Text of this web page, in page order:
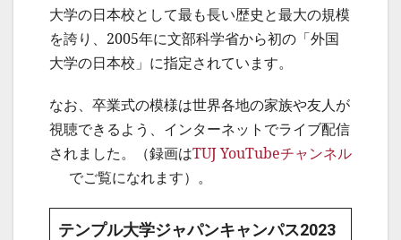
大学の日本校として最も長い歴史と最大の規模
を誇り、2005年に文部科学省から初の「外国
大学の日本校」に指定されています。
なお、卒業式の模様は世界各地の家族や友人が
視聴できるよう、インターネットでライブ配信
されました。（録画はTUJ YouTubeチャンネル
でご覧になれます）。
テンプル大学ジャパンキャンパス2023